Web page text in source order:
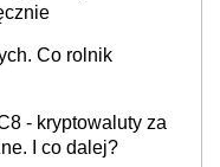
Co rolnik
- kryptowaluty za
I co dalej?